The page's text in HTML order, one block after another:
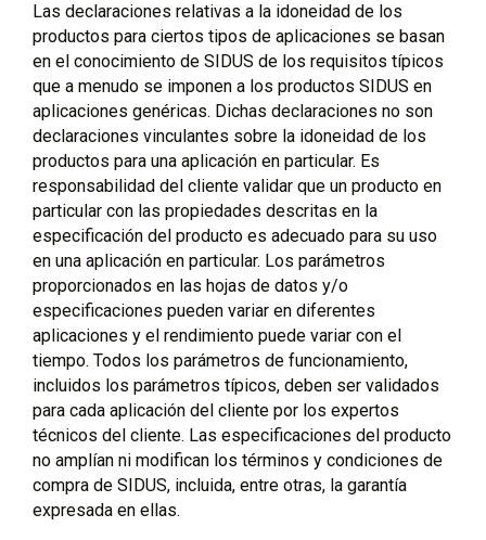
Las declaraciones relativas a la idoneidad de los
productos para ciertos tipos de aplicaciones se basan
en el conocimiento de SIDUS de los requisitos típicos
que a menudo se imponen a los productos SIDUS en
aplicaciones genéricas. Dichas declaraciones no son
declaraciones vinculantes sobre la idoneidad de los
productos para una aplicación en particular. Es
responsabilidad del cliente validar que un producto en
particular con las propiedades descritas en la
especificación del producto es adecuado para su uso
en una aplicación en particular. Los parámetros
proporcionados en las hojas de datos y/o
especificaciones pueden variar en diferentes
aplicaciones y el rendimiento puede variar con el
tiempo. Todos los parámetros de funcionamiento,
incluidos los parámetros típicos, deben ser validados
para cada aplicación del cliente por los expertos
técnicos del cliente. Las especificaciones del producto
no amplían ni modifican los términos y condiciones de
compra de SIDUS, incluida, entre otras, la garantía
expresada en ellas.